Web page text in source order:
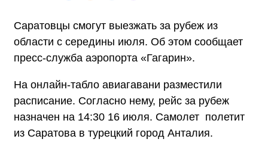
Саратовцы смогут выезжать за рубеж из
области с середины июля. Об этом сообщает
пресс-служба аэропорта «Гагарин».
На онлайн-табло авиагавани разместили
расписание. Согласно нему, рейс за рубеж
назначен на 14:30 16 июля. Самолет полетит
из Саратова в турецкий город Анталия.